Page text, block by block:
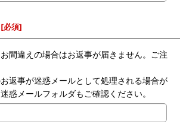
[必須]
間違えの場合はお返事が届きません。ご注
返事が迷惑メールとして処理される場合が
惑メールフォルダもご確認ください。